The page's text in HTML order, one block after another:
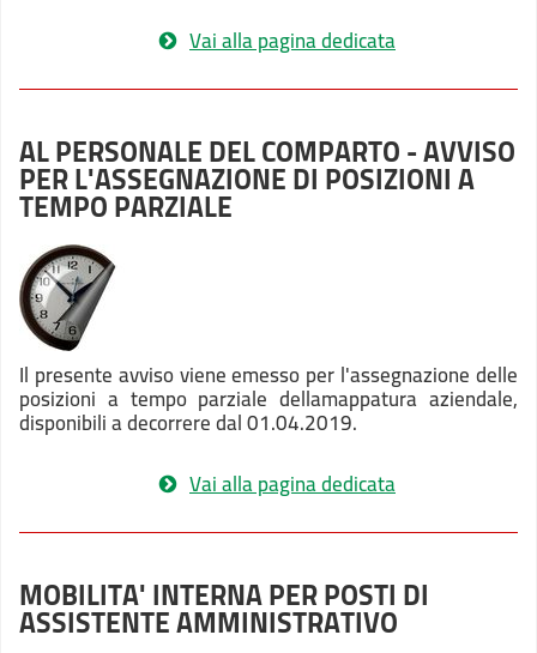
Vai alla pagina dedicata
AL PERSONALE DEL COMPARTO - AVVISO
PER L'ASSEGNAZIONE DI POSIZIONI A
TEMPO PARZIALE
Il presente avviso viene emesso per l'assegnazione delle
posizioni a tempo parziale dellamappatura aziendale,
disponibili a decorrere dal 01.04.2019.
Vai alla pagina dedicata
MOBILITA' INTERNA PER POSTI DI
ASSISTENTE AMMINISTRATIVO